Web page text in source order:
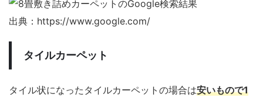
出典：https://www.google.com/
タイルカーペット
タイル状になったタイルカーペットの場合は安いもので1